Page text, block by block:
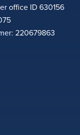
office ID 630156
220679863